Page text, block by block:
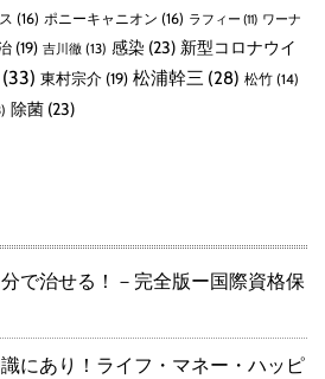
(16) ポニーキャニオン (16) ラフィー (11) ワーナ
(19) 吉川徹 (13) 感染 (23) 新型コロナウイ
(33) 東村宗介 (19) 松浦幹三 (28) 松竹 (14)
除菌 (23)
で治せる！－完全版ー国際資格保
にあり！ライフ・マネー・ハッピ